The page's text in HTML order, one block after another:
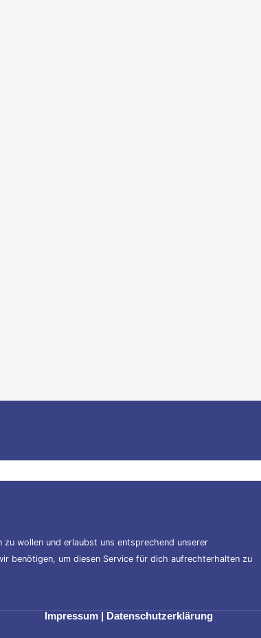
wollen und erlaubst uns entsprechend unserer
benötigen, um diesen Service für dich aufrechterhalten zu
Impressum| Datenschutzerklärung